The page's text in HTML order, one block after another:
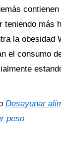
contienen
teniendo más
la obesidad
el consumo
Desayunar
peso